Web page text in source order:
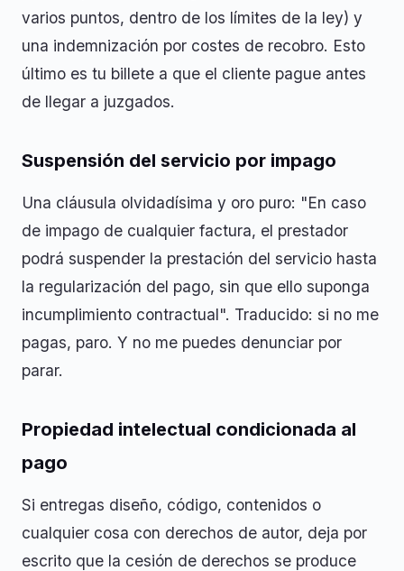
varios puntos, dentro de los límites de la ley) y
una indemnización por costes de recobro. Esto
último es tu billete a que el cliente pague antes
de llegar a juzgados.
Suspensión del servicio por impago
Una cláusula olvidadísima y oro puro: "En caso
de impago de cualquier factura, el prestador
podrá suspender la prestación del servicio hasta
la regularización del pago, sin que ello suponga
incumplimiento contractual". Traducido: si no me
pagas, paro. Y no me puedes denunciar por
parar.
Propiedad intelectual condicionada al
pago
Si entregas diseño, código, contenidos o
cualquier cosa con derechos de autor, deja por
escrito que la cesión de derechos se produce